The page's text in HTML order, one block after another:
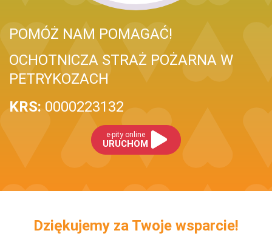
POMÓŻ NAM POMAGAĆ!
OCHOTNICZA STRAŻ POŻARNA W
PETRYKOZACH
KRS: 0000223132
e-pity online
URUCHOM
Dziękujemy za Twoje wsparcie!